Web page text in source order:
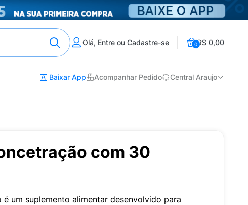
Olá, Entre ou Cadastre-se 0R$ 0,00
Baixar App Acompanhar Pedido Central Araujo
com 30
é um suplemento alimentar desenvolvido para